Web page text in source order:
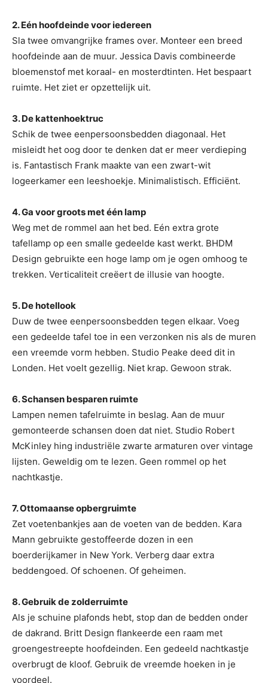
2. Eén hoofdeinde voor iedereen
Sla twee omvangrijke frames over. Monteer een breed
hoofdeinde aan de muur. Jessica Davis combineerde
bloemenstof met koraal- en mosterdtinten. Het bespaart
ruimte. Het ziet er opzettelijk uit.
3. De kattenhoektruc
Schik de twee eenpersoonsbedden diagonaal. Het
misleidt het oog door te denken dat er meer verdieping
is. Fantastisch Frank maakte van een zwart-wit
logeerkamer een leeshoekje. Minimalistisch. Efficiënt.
4. Ga voor groots met één lamp
Weg met de rommel aan het bed. Eén extra grote
tafellamp op een smalle gedeelde kast werkt. BHDM
Design gebruikte een hoge lamp om je ogen omhoog te
trekken. Verticaliteit creëert de illusie van hoogte.
5. De hotellook
Duw de twee eenpersoonsbedden tegen elkaar. Voeg
een gedeelde tafel toe in een verzonken nis als de muren
een vreemde vorm hebben. Studio Peake deed dit in
Londen. Het voelt gezellig. Niet krap. Gewoon strak.
6. Schansen besparen ruimte
Lampen nemen tafelruimte in beslag. Aan de muur
gemonteerde schansen doen dat niet. Studio Robert
McKinley hing industriële zwarte armaturen over vintage
lijsten. Geweldig om te lezen. Geen rommel op het
nachtkastje.
7. Ottomaanse opbergruimte
Zet voetenbankjes aan de voeten van de bedden. Kara
Mann gebruikte gestoffeerde dozen in een
boerderijkamer in New York. Verberg daar extra
beddengoed. Of schoenen. Of geheimen.
8. Gebruik de zolderruimte
Als je schuine plafonds hebt, stop dan de bedden onder
de dakrand. Britt Design flankeerde een raam met
groengestreepte hoofdeinden. Een gedeeld nachtkastje
overbrugt de kloof. Gebruik de vreemde hoeken in je
voordeel.